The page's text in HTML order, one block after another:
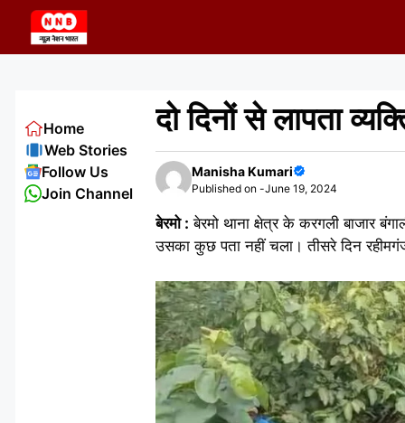
content
दो दिनों से लापता
Manisha Kumari
Published on -June 19, 2024
बेरमो : बेरमो थाना क्षेत्र के करगली बाजार
उसका कुछ पता नहीं चला। तीसरे दिन
Home
Web Stories
Follow Us
Join Channel